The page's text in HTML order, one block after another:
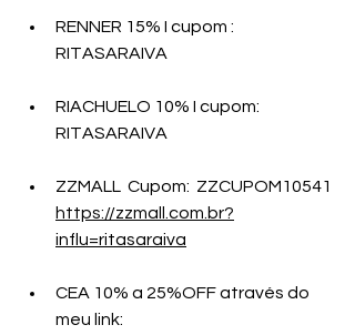
RENNER 15% I cupom :
RITASARAIVA
RIACHUELO 10% I cupom:
RITASARAIVA
ZZMALL  Cupom:  ZZCUPOM10541
https://zzmall.com.br?
influ=ritasaraiva
CEA 10% a 25%OFF através do
meu link: